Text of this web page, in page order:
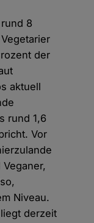
8
der
aktuell
rund 1,6
Vor
Niveau.
derzeit